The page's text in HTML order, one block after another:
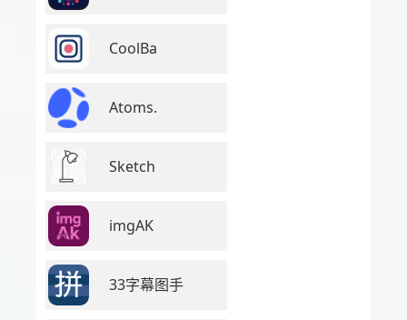
CoolBa
Atoms.
Sketch
imgAK
33字幕图手